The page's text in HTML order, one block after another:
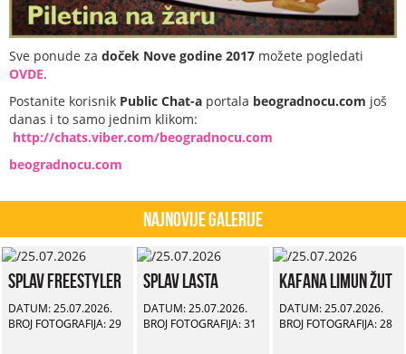
Sve ponude za doček Nove godine 2017 možete pogledati
OVDE.
Postanite korisnik Public Chat-a portala beogradnocu.com još
danas i to samo jednim klikom:
http://chats.viber.com/beogradnocu.com
beogradnocu.com
Najnovije Galerije
Splav Freestyler
DATUM: 25.07.2026.
BROJ FOTOGRAFIJA: 29
Splav Lasta
DATUM: 25.07.2026.
BROJ FOTOGRAFIJA: 31
Kafana Limun Žut
DATUM: 25.07.2026.
BROJ FOTOGRAFIJA: 28